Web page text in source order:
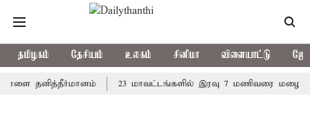
தமிழகம் தேசியம் உலகம் சினிமா விளையாட்டு
தனித்தீர்மானம் 23 மாவட்டங்களில் இரவு 7 மணிவரை மழை